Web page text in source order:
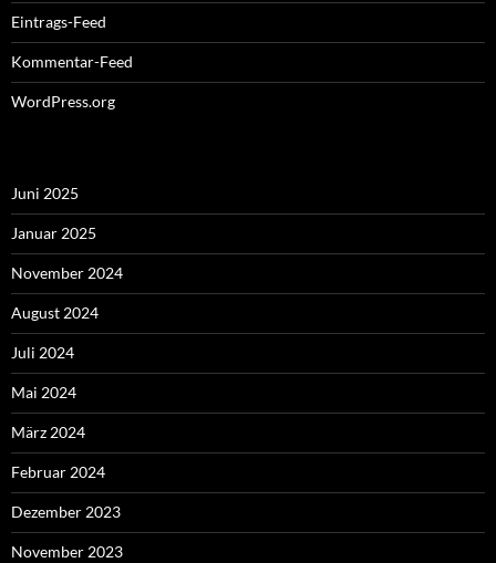
Eintrags-Feed
Kommentar-Feed
WordPress.org
Juni 2025
Januar 2025
November 2024
August 2024
Juli 2024
Mai 2024
März 2024
Februar 2024
Dezember 2023
November 2023